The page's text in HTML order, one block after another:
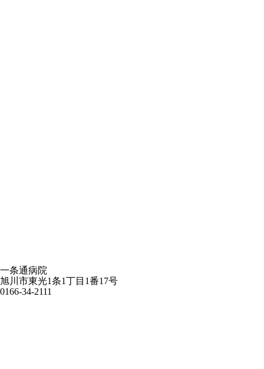
一条通病院
旭川市東光1条1丁目1番17号
0166-34-2111